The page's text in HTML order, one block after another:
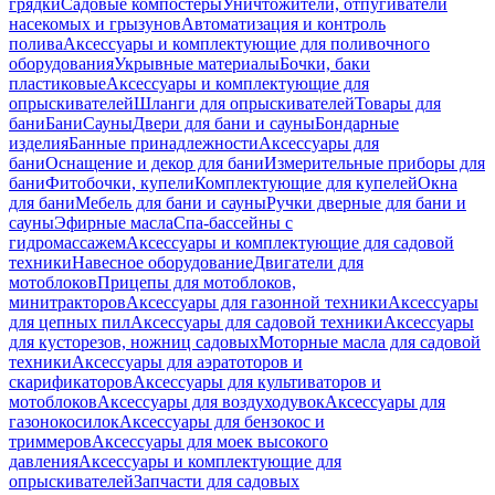
грядкиСадовые компостерыУничтожители, отпугиватели
насекомых и грызуновАвтоматизация и контроль
поливаАксессуары и комплектующие для поливочного
оборудованияУкрывные материалыБочки, баки
пластиковыеАксессуары и комплектующие для
опрыскивателейШланги для опрыскивателейТовары для
баниБаниСауныДвери для бани и сауныБондарные
изделияБанные принадлежностиАксессуары для
баниОснащение и декор для баниИзмерительные приборы для
баниФитобочки, купелиКомплектующие для купелейОкна
для баниМебель для бани и сауныРучки дверные для бани и
сауныЭфирные маслаСпа-бассейны с
гидромассажемАксессуары и комплектующие для садовой
техникиНавесное оборудованиеДвигатели для
мотоблоковПрицепы для мотоблоков,
минитракторовАксессуары для газонной техникиАксессуары
для цепных пилАксессуары для садовой техникиАксессуары
для кусторезов, ножниц садовыхМоторные масла для садовой
техникиАксессуары для аэратоторов и
скарификаторовАксессуары для культиваторов и
мотоблоковАксессуары для воздуходувокАксессуары для
газонокосилокАксессуары для бензокос и
триммеровАксессуары для моек высокого
давленияАксессуары и комплектующие для
опрыскивателейЗапчасти для садовых